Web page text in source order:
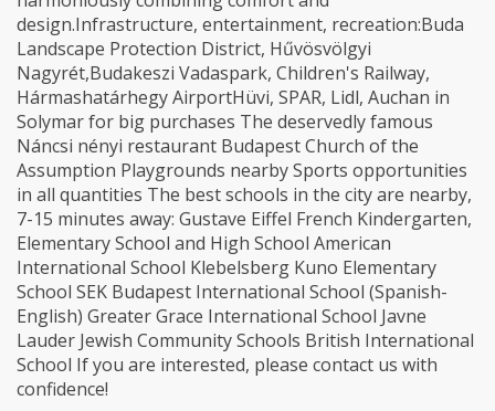
design.Infrastructure, entertainment, recreation:Buda
Landscape Protection District, Hűvösvölgyi
Nagyrét,Budakeszi Vadaspark, Children's Railway,
Hármashatárhegy AirportHüvi, SPAR, Lidl, Auchan in
Solymar for big purchases The deservedly famous
Náncsi nényi restaurant Budapest Church of the
Assumption Playgrounds nearby Sports opportunities
in all quantities The best schools in the city are nearby,
7-15 minutes away: Gustave Eiffel French Kindergarten,
Elementary School and High School American
International School Klebelsberg Kuno Elementary
School SEK Budapest International School (Spanish-
English) Greater Grace International School Javne
Lauder Jewish Community Schools British International
School If you are interested, please contact us with
confidence!